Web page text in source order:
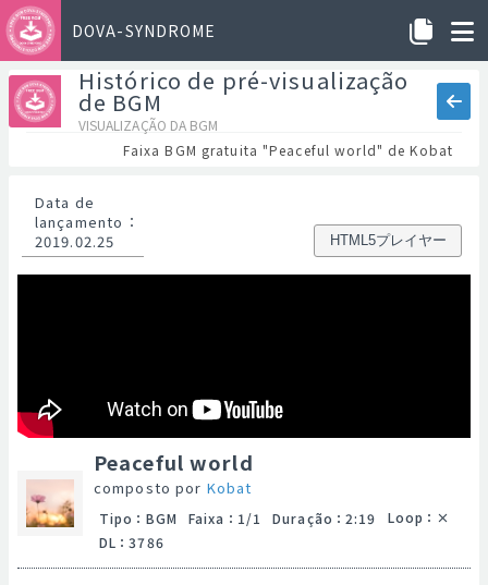
DOVA-SYNDROME
Histórico de pré-visualização
de BGM
VISUALIZAÇÃO DA BGM
Faixa BGM gratuita "Peaceful world" de Kobat
Data de
lançamento ：
2019.02.25
HTML5プレイヤー
Peaceful world
composto por Kobat
Tipo ： BGM Faixa ： 1/1 Duração ： 2:19 Loop ：
DL ： 3786